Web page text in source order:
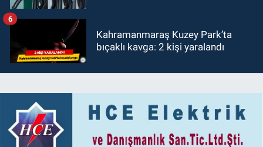
Kahramanmaraş Kuzey Park’ta
bıçaklı kavga: 2 kişi yaralandı
6